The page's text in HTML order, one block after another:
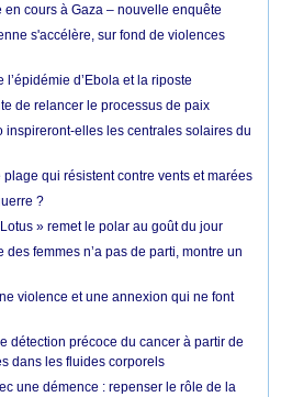
cours à Gaza – nouvelle enquête
s'accélère, sur fond de violences
l’épidémie d’Ebola et la riposte
de relancer le processus de paix
elles les centrales solaires du
qui résistent contre vents et marées
?
» remet le polar au goût du jour
femmes n’a pas de parti, montre un
violence et une annexion qui ne font
détection précoce du cancer à partir de
dans les fluides corporels
une démence : repenser le rôle de la